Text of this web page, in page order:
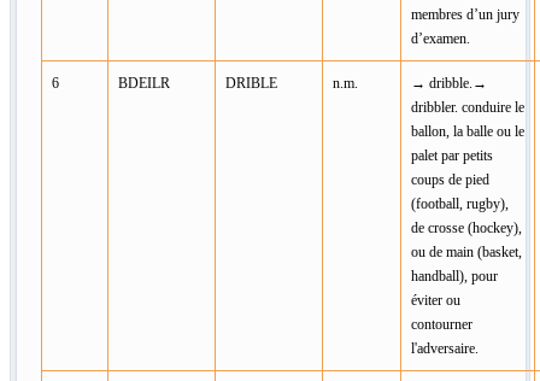
membres d’un jury
d’examen.
6 BDEILR DRIBLE n.m.
→ dribble.→
dribbler. conduire le
ballon, la balle ou le
palet par petits
coups de pied
(football, rugby),
de crosse (hockey),
ou de main (basket,
handball), pour
éviter ou
contourner
l'adversaire.